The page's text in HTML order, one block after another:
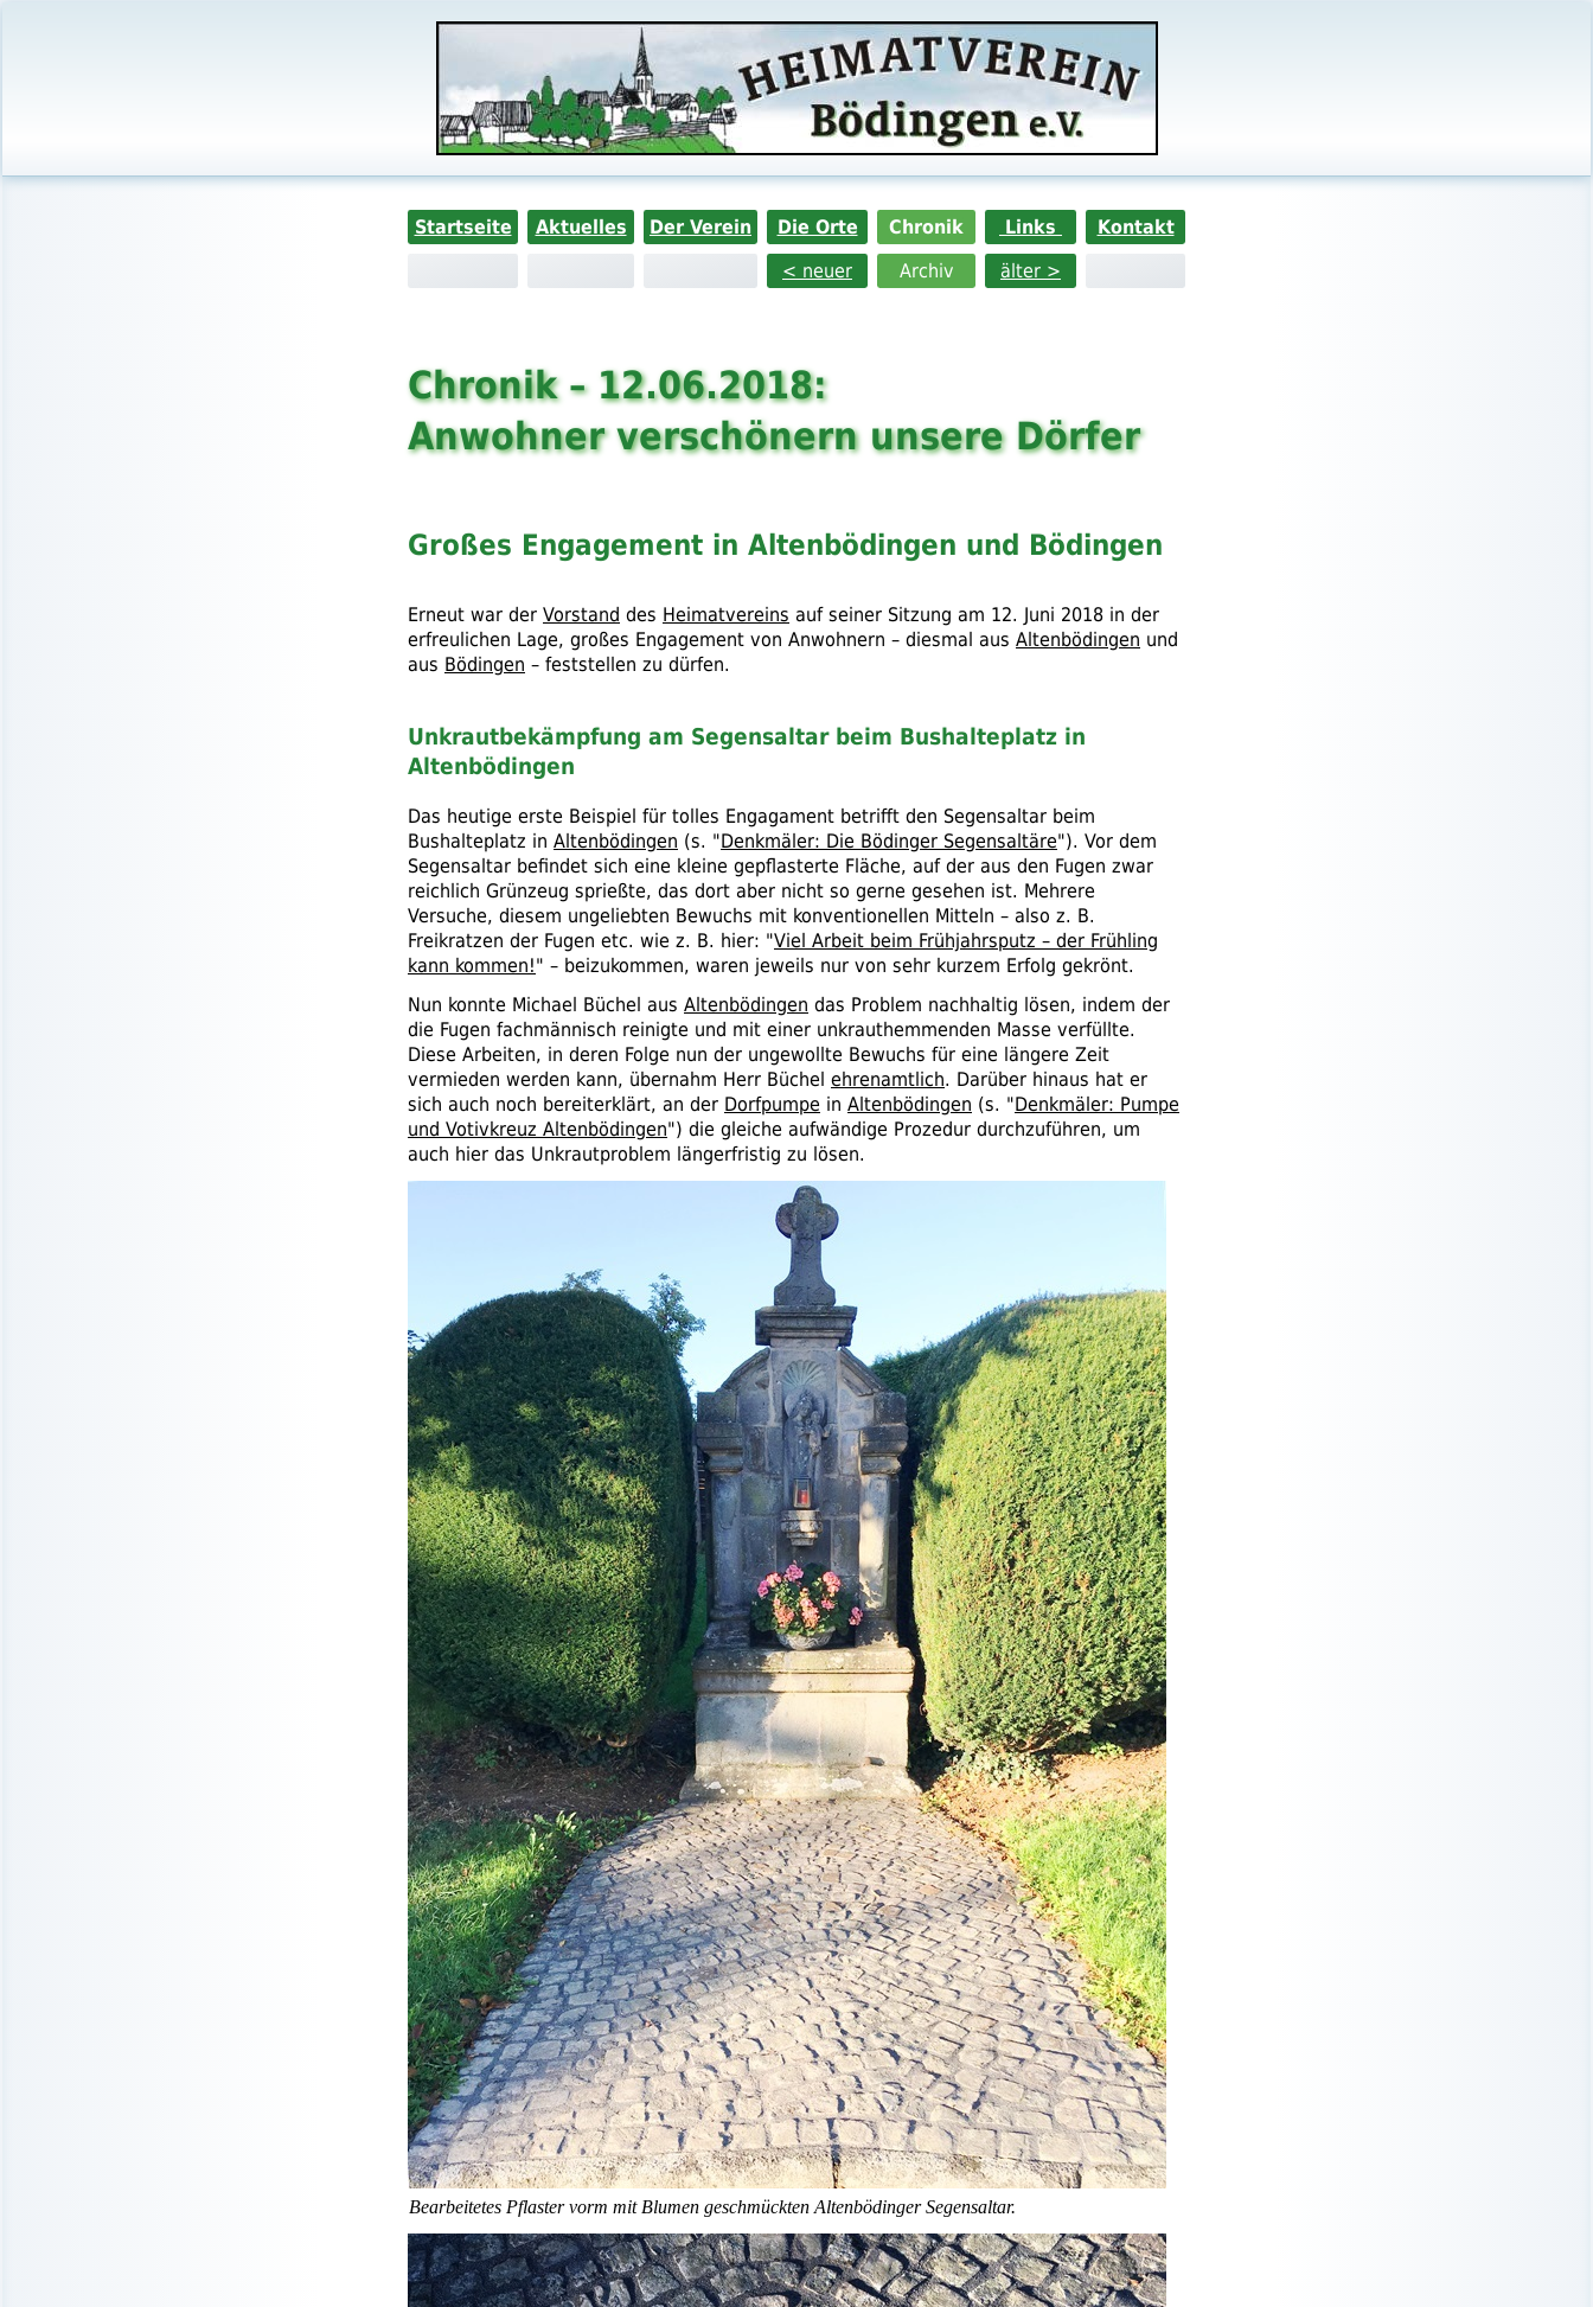
Startseite Aktuelles Der Verein Die Orte Chronik Links
Kontakt
< neuer
Archiv älter >
Chronik – 12.06.2018:
Anwohner verschönern unsere Dörfer
Großes Engagement in Altenbödingen und Bödingen
Erneut war der Vorstand des Heimatvereins auf seiner Sitzung am 12. Juni 2018 in der
erfreulichen Lage, großes Engagement von Anwohnern – diesmal aus Altenbödingen und
aus Bödingen – feststellen zu dürfen.
Unkrautbekämpfung am Segensaltar beim Bushalteplatz in
Altenbödingen
Das heutige erste Beispiel für tolles Engagament betrifft den Segensaltar beim
Bushalteplatz in Altenbödingen (s. "Denkmäler: Die Bödinger Segensaltäre"). Vor dem
Segensaltar befindet sich eine kleine gepflasterte Fläche, auf der aus den Fugen zwar
reichlich Grünzeug sprießte, das dort aber nicht so gerne gesehen ist. Mehrere
Versuche, diesem ungeliebten Bewuchs mit konventionellen Mitteln – also z. B.
Freikratzen der Fugen etc. wie z. B. hier: "Viel Arbeit beim Frühjahrsputz – der Frühling
kann kommen!" – beizukommen, waren jeweils nur von sehr kurzem Erfolg gekrönt.
Nun konnte Michael Büchel aus Altenbödingen das Problem nachhaltig lösen, indem der
die Fugen fachmännisch reinigte und mit einer unkrauthemmenden Masse verfüllte.
Diese Arbeiten, in deren Folge nun der ungewollte Bewuchs für eine längere Zeit
vermieden werden kann, übernahm Herr Büchel ehrenamtlich. Darüber hinaus hat er
sich auch noch bereiterklärt, an der Dorfpumpe in Altenbödingen (s. "Denkmäler: Pumpe
und Votivkreuz Altenbödingen") die gleiche aufwändige Prozedur durchzuführen, um
auch hier das Unkrautproblem längerfristig zu lösen.
Bearbeitetes Pflaster vorm mit Blumen geschmückten Altenbödinger Segensaltar.